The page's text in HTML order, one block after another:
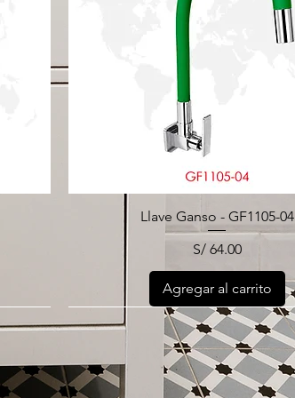
Llave Ganso - GF1105-04
Precio
S/ 64.00
Agregar al carrito